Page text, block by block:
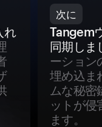
れ
次に
Tangem
同期しま
ーション
埋め込ま
ムな秘密
ットが侵
ます。